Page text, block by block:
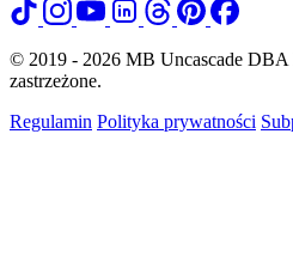
© 2019 - 2026 MB Uncascade DBA
zastrzeżone.
Regulamin Polityka prywatności